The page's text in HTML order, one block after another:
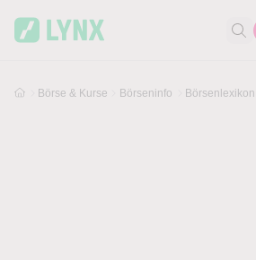
Börse & Kurse Börseninfo Börsenlexikon